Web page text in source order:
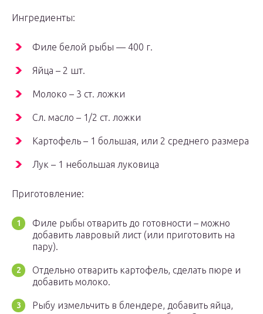
Ингредиенты:
Филе белой рыбы — 400 г.
Яйца – 2 шт.
Молоко – 3 ст. ложки
Сл. масло – 1/2 ст. ложки
Картофель – 1 большая, или 2 среднего размера
Лук – 1 небольшая луковица
Приготовление:
Филе рыбы отварить до готовности – можно
добавить лавровый лист (или приготовить на
пару).
Отдельно отварить картофель, сделать пюре и
добавить молоко.
Рыбу измельчить в блендере, добавить яйца,